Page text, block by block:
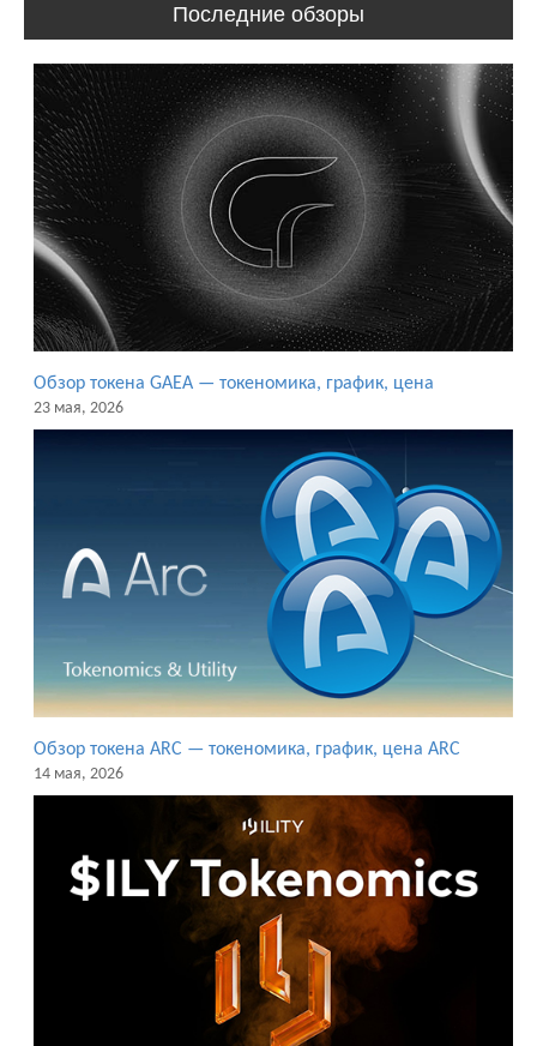
Последние обзоры
Обзор токена GAEA — токеномика, график, цена
23 мая, 2026
Обзор токена ARC — токеномика, график, цена ARC
14 мая, 2026